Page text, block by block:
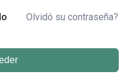
Olvidó su contraseña?